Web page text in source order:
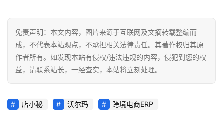
航免责声明：本文内容，图片来源于互联网及文摘转载整编而
成，不代表本站观点，不承担相关法律责任。其著作权归其原
作者所有。如发现本站有侵权/违法违规的内容，侵犯到您的权
益，请联系站长，一经查实，本站将立刻处理。
店小秘 沃尔玛 跨境电商ERP